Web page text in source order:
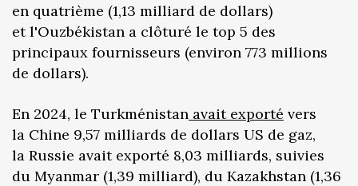
en quatrième (1,13 milliard de dollars)
et l'Ouzbékistan a clôturé le top 5 des
principaux fournisseurs (environ 773 millions
de dollars).
En 2024, le Turkménistan avait exporté vers
la Chine 9,57 milliards de dollars US de gaz,
la Russie avait exporté 8,03 milliards, suivies
du Myanmar (1,39 milliard), du Kazakhstan (1,36